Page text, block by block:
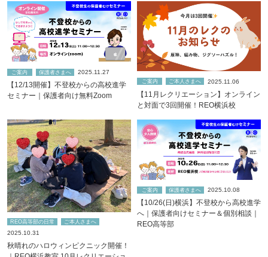
ご案内 保護者さまへ 2025.11.27
【12/13開催】不登校からの高校進学
セミナー｜保護者向け無料Zoom
ご案内 ご本人さまへ 2025.11.06
【11月レクリエーション】オンライン
と対面で3回開催！REO横浜校
REO高等部の日常 ご本人さまへ
2025.10.31
秋晴れのハロウィンピクニック開催！
ご案内 保護者さまへ 2025.10.08
【10/26(日)横浜】不登校から高校進学
へ｜保護者向けセミナー＆個別相談｜
REO高等部